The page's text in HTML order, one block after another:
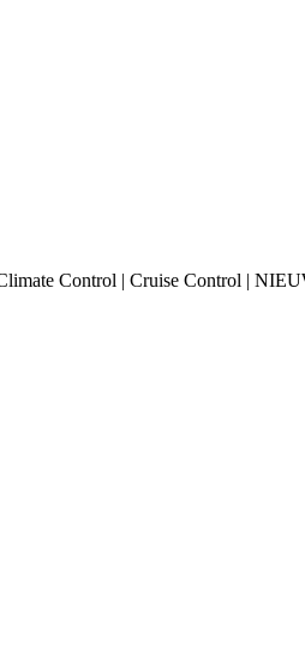
Control | Cruise Control |